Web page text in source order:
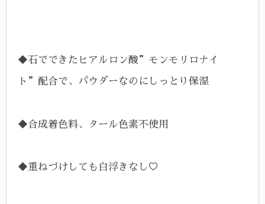
◆石でできたヒアルロン酸”モンモリロナイ
ト”配合で、パウダーなのにしっとり保湿
◆合成着色料、タール色素不使用
◆重ねづけしても白浮きなし♡